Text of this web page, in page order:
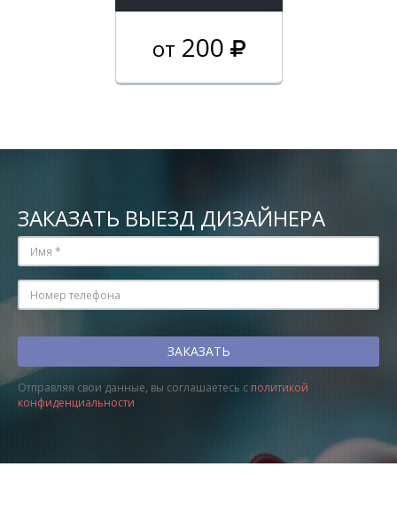
от 200
ЗАКАЗАТЬ ВЫЕЗД ДИЗАЙНЕРА
Отправляя свои данные, вы соглашаетесь с политикой
конфиденциальности